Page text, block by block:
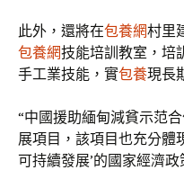
此外，還將在包養網村里
包養網技能培訓教室，培
手工業技能，實包養現長
“中國援助緬甸減貧示范
展項目，該項目也充分體
可持續發展’的國家經濟政